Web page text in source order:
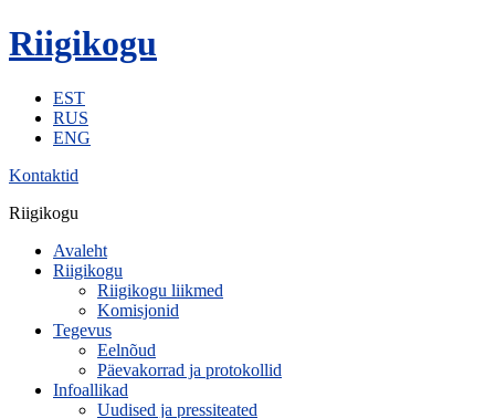
Riigikogu
EST
RUS
ENG
Kontaktid
Riigikogu
Avaleht
Riigikogu
Riigikogu liikmed
Komisjonid
Tegevus
Eelnõud
Päevakorrad ja protokollid
Infoallikad
Uudised ja pressiteated